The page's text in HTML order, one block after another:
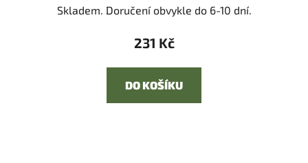
Skladem. Doručení obvykle do 6-10 dní.
231 Kč
DO KOŠÍKU